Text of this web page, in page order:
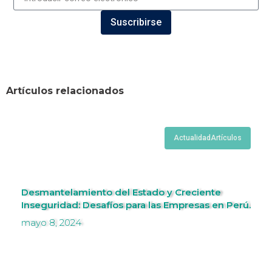
Suscribirse
Artículos relacionados
ActualidadArtículos
Desmantelamiento del Estado y Creciente
Inseguridad: Desafíos para las Empresas en Perú.
mayo 8, 2024